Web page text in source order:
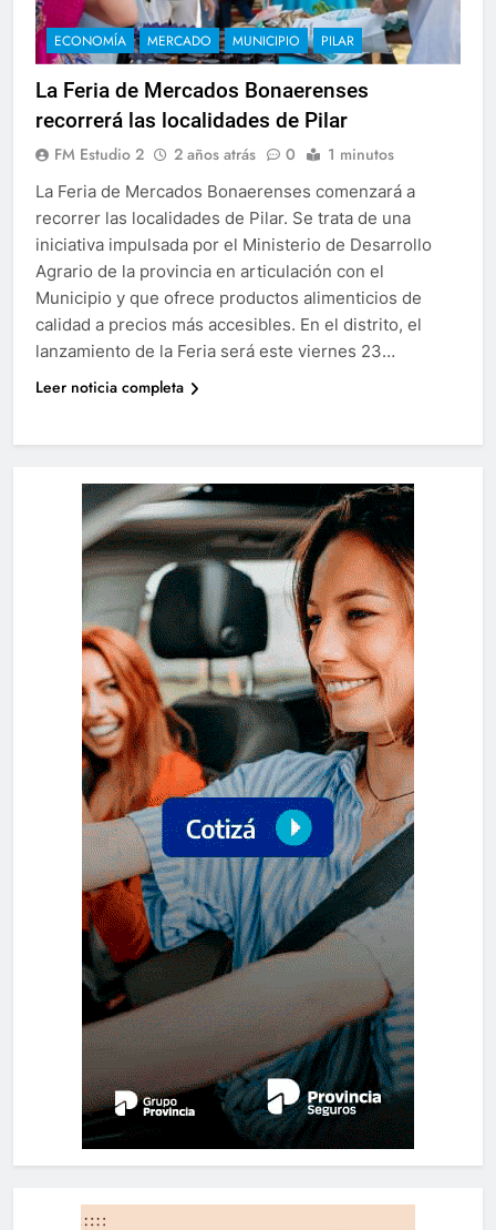
ECONOMÍA MERCADO MUNICIPIO PILAR
La Feria de Mercados Bonaerenses
recorrerá las localidades de Pilar
FM Estudio 2 2 años atrás 0 1 minutos
La Feria de Mercados Bonaerenses comenzará a
recorrer las localidades de Pilar. Se trata de una
iniciativa impulsada por el Ministerio de Desarrollo
Agrario de la provincia en articulación con el
Municipio y que ofrece productos alimenticios de
calidad a precios más accesibles. En el distrito, el
lanzamiento de la Feria será este viernes 23…
Leer noticia completa